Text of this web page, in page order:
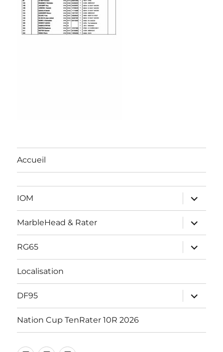
Accueil
IOM
ouvrir
le
sous-
menu
MarbleHead & Rater
ouvrir
le
sous-
menu
RG65
ouvrir
le
sous-
Localisation
DF95
ouvrir
le
sous-
Nation Cup TenRater 10R 2026